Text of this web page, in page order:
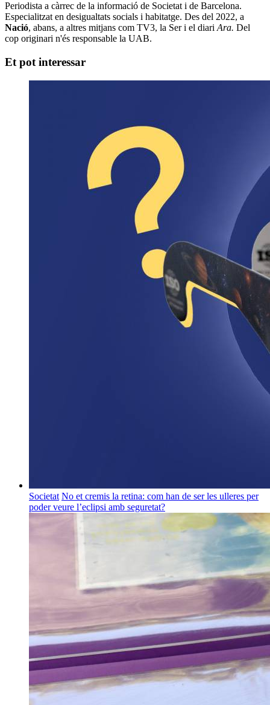
Periodista a càrrec de la informació de Societat i de Barcelona.
Especialitzat en desigualtats socials i habitatge. Des del 2022, a
Nació, abans, a altres mitjans com TV3, la Ser i el diariAra. Del
cop originari n'és responsable la UAB.
Et pot interessar
Societat No et cremis la retina: com han de ser les ulleres per
poder veure l’eclipsi amb seguretat?